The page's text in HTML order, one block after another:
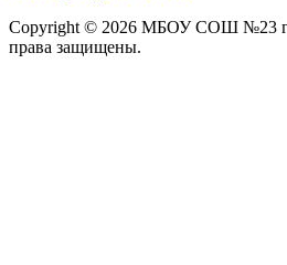
Copyright © 2026 МБОУ СОШ №23 г.
права защищены.